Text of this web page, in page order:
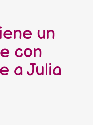
un
con
a Julia